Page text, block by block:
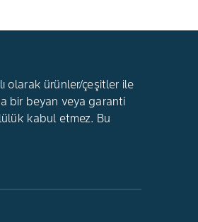
olarak ürünler/çeşitler ile
bir beyan veya garanti
kabul etmez. Bu